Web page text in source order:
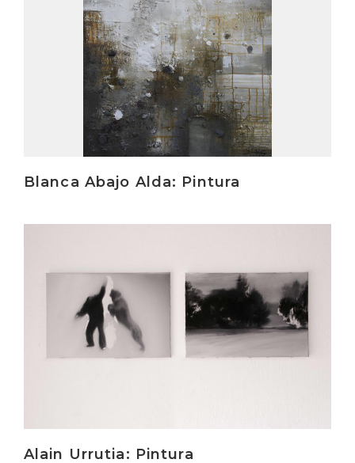
Blanca Abajo Alda: Pintura
Alain Urrutia: Pintura